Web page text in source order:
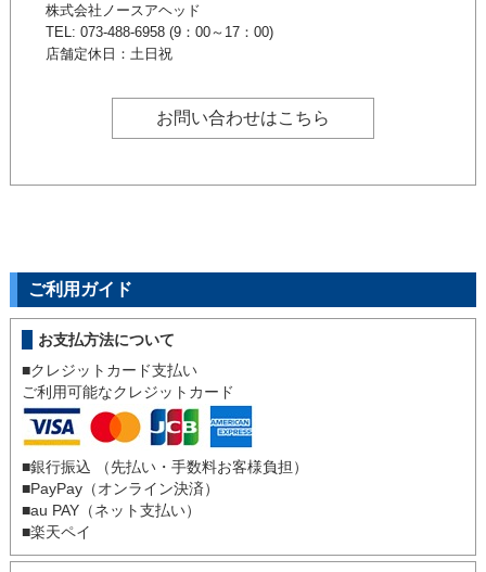
株式会社ノースアヘッド
TEL: 073-488-6958 (9：00～17：00)
店舗定休日：土日祝
お問い合わせはこちら
ご利用ガイド
お支払方法について
■クレジットカード支払い
ご利用可能なクレジットカード
■銀行振込 （先払い・手数料お客様負担）
■PayPay（オンライン決済）
■au PAY（ネット支払い）
■楽天ペイ